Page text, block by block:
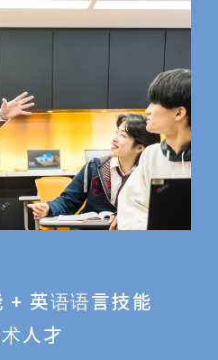
+ 英语语言技能
人才